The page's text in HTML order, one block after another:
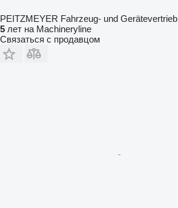
PEITZMEYER Fahrzeug- und Gerätevertrieb
5 лет на Machineryline
Связаться с продавцом